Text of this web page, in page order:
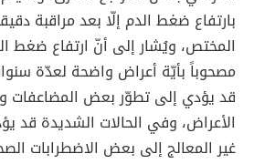
بارتفاع ضغط الدم إلّا بعد مراقبة
المختص، ويُشار إلى أنّ ارتفاع ضغط
مصحوباً بأيّة أعراض واضحة لعدّة
قد يؤدي إلى تطوّر بعض المضاعفات
الأعراض، وفي الحالات الشديدة قد
غير المعالج إلى بعض الاضطرابات